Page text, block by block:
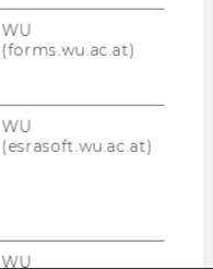
WU
(forms.wu.ac.at)
WU
(esrasoft.wu.ac.at)
WU